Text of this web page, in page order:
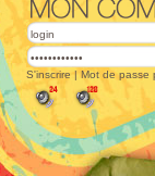
S'inscrire | Mot de passe